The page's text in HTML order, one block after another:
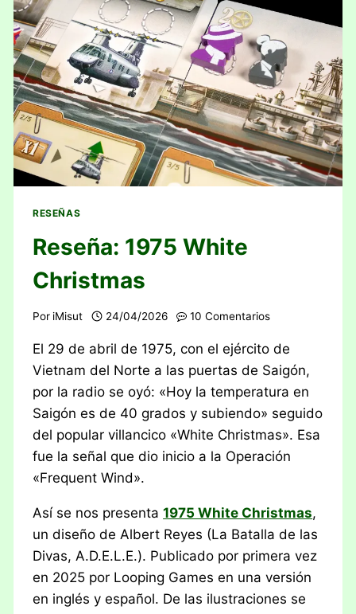
RESEÑAS
Reseña: 1975 White
Christmas
Por iMisut 24/04/2026 10 Comentarios
El 29 de abril de 1975, con el ejército de
Vietnam del Norte a las puertas de Saigón,
por la radio se oyó: «Hoy la temperatura en
Saigón es de 40 grados y subiendo» seguido
del popular villancico «White Christmas». Esa
fue la señal que dio inicio a la Operación
«Frequent Wind».
Así se nos presenta1975 White Christmas,
un diseño de Albert Reyes (La Batalla de las
Divas, A.D.E.L.E.). Publicado por primera vez
en 2025 por Looping Games en una versión
en inglés y español. De las ilustraciones se